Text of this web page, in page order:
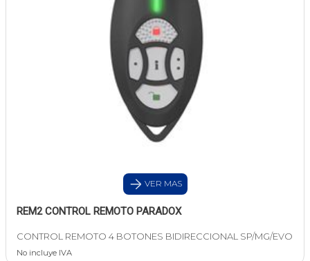
VER MAS
REM2 CONTROL REMOTO PARADOX
CONTROL REMOTO 4 BOTONES BIDIRECCIONAL SP/MG/EVO
No incluye IVA